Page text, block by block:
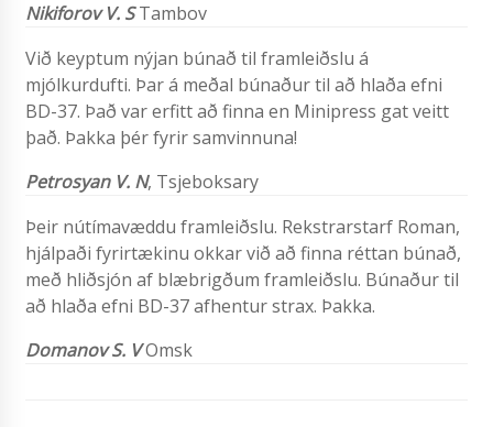
Nikiforov V. STambov
Við keyptum nýjan búnað til framleiðslu á
mjólkurdufti. Þar á meðal búnaður til að hlaða efni
BD-37. Það var erfitt að finna en Minipress gat veitt
það. Þakka þér fyrir samvinnuna!
Petrosyan V. N, Tsjeboksary
Þeir nútímavæddu framleiðslu. Rekstrarstarf Roman,
hjálpaði fyrirtækinu okkar við að finna réttan búnað,
með hliðsjón af blæbrigðum framleiðslu. Búnaður til
að hlaða efni BD-37 afhentur strax. Þakka.
Domanov S. VOmsk